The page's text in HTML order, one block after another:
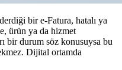
bir e-Fatura, hatalı ya
ürün ya da hizmet
bir durum söz konusuysa bu
Dijital ortamda